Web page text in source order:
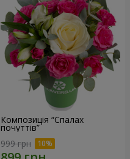
Композиція “Спалах
почуттів”
999 грн